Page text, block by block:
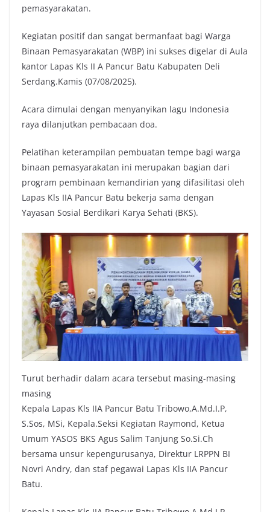
pemasyarakatan.
Kegiatan positif dan sangat bermanfaat bagi Warga
Binaan Pemasyarakatan (WBP) ini sukses digelar di Aula
kantor Lapas Kls II A Pancur Batu Kabupaten Deli
Serdang.Kamis (07/08/2025).
Acara dimulai dengan menyanyikan lagu Indonesia
raya dilanjutkan pembacaan doa.
Pelatihan keterampilan pembuatan tempe bagi warga
binaan pemasyarakatan ini merupakan bagian dari
program pembinaan kemandirian yang difasilitasi oleh
Lapas Kls IIA Pancur Batu bekerja sama dengan
Yayasan Sosial Berdikari Karya Sehati (BKS).
Turut berhadir dalam acara tersebut masing-masing
masing
Kepala Lapas Kls IIA Pancur Batu Tribowo,A.Md.I.P,
S.Sos, MSi, Kepala.Seksi Kegiatan Raymond, Ketua
Umum YASOS BKS Agus Salim Tanjung So.Si.Ch
bersama unsur kepengurusanya, Direktur LRPPN BI
Novri Andry, dan staf pegawai Lapas Kls IIA Pancur
Batu.